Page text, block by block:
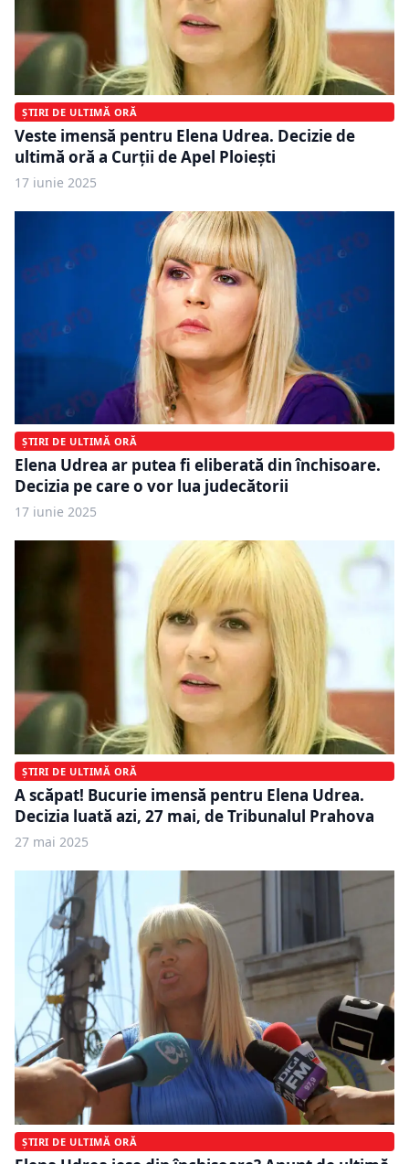
ȘTIRI DE ULTIMĂ ORĂ
Veste imensă pentru Elena Udrea. Decizie de
ultimă oră a Curții de Apel Ploiești
17 iunie 2025
ȘTIRI DE ULTIMĂ ORĂ
Elena Udrea ar putea fi eliberată din închisoare.
Decizia pe care o vor lua judecătorii
17 iunie 2025
ȘTIRI DE ULTIMĂ ORĂ
A scăpat! Bucurie imensă pentru Elena Udrea.
Decizia luată azi, 27 mai, de Tribunalul Prahova
27 mai 2025
ȘTIRI DE ULTIMĂ ORĂ